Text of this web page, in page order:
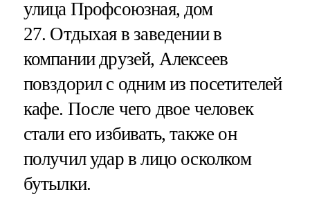
улица Профсоюзная, дом
27. Отдыхая в заведении в
компании друзей, Алексеев
повздорил с одним из посетителей
кафе. После чего двое человек
стали его избивать, также он
получил удар в лицо осколком
бутылки.